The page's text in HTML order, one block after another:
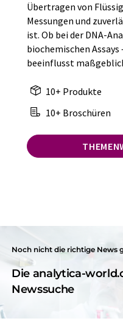
Übertragen von
Messungen und
ist. Ob bei der DNA-
biochemischen
beeinflusst
10+ Produkte
10+ Broschüren
Noch nicht die richtige News
Die analytica-
Newssuche